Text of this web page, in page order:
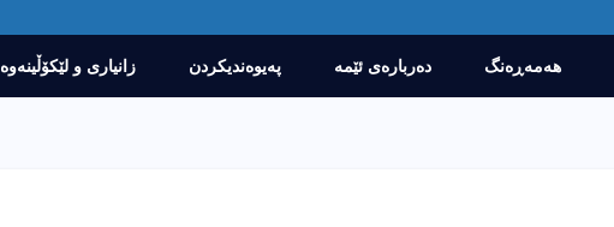
هەمەڕەنگ دەربارەى ئێمە پەیوەندیکردن زانیارى و لێکۆڵینەوە